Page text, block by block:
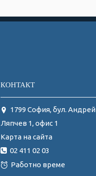
КОНТАКТ
1799 София, бул. Андрей
Ляпчев 1, офис 1
Карта на сайта
02 411 02 03
Работно време